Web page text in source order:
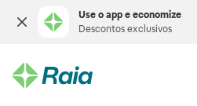
Use o app e economize
Descontos exclusivos